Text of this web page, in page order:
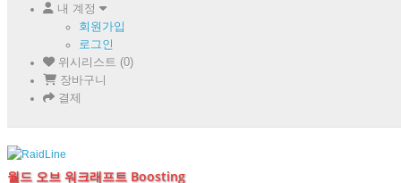
내 계정
회원가입
로그인
위시리스트 (0)
장바구니
결제
월드 오브 워크래프트 Boosting